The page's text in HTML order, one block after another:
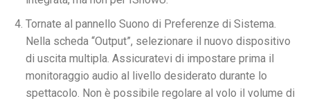
Tornate al pannello Suono di Preferenze di Sistema.
Nella scheda “Output”, selezionare il nuovo dispositivo
di uscita multipla. Assicuratevi di impostare prima il
monitoraggio audio al livello desiderato durante lo
spettacolo. Non è possibile regolare al volo il volume di